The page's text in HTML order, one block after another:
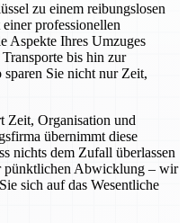
zu einem reibungslosen
professionellen
Aspekte Ihres Umzuges
bis hin zur
sparen Sie nicht nur Zeit,
Zeit, Organisation und
übernimmt diese
nichts dem Zufall überlassen
pünktlichen Abwicklung – wir
sich auf das Wesentliche